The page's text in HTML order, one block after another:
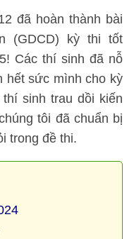
đã hoàn thành bài
(GDCD) kỳ thi tốt
Các thí sinh đã nỗ
hết sức mình cho kỳ
sinh trau dồi kiến
tôi đã chuẩn bị
trong đề thi.